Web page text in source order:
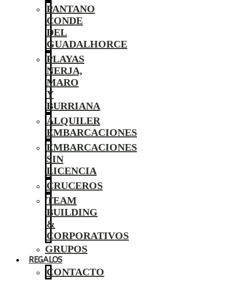
PANTANO
CONDE
DEL
GUADALHORCE
PLAYAS
NERJA,
MARO
Y
BURRIANA
ALQUILER
EMBARCACIONES
EMBARCACIONES
SIN
LICENCIA
CRUCEROS
TEAM
BUILDING
&
CORPORATIVOS
GRUPOS
REGALOS
CONTACTO